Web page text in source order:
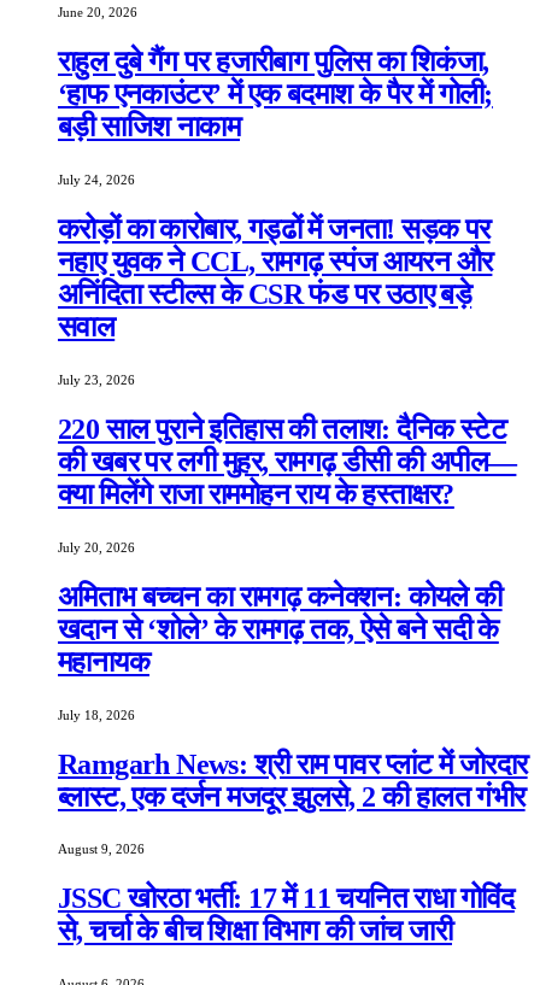
June 20, 2026
राहुल दुबे गैंग पर हजारीबाग पुलिस का शिकंजा,
‘हाफ एनकाउंटर’ में एक बदमाश के पैर में गोली;
बड़ी साजिश नाकाम
July 24, 2026
करोड़ों का कारोबार, गड्ढों में जनता! सड़क पर
नहाए युवक ने CCL, रामगढ़ स्पंज आयरन और
अनिंदिता स्टील्स के CSR फंड पर उठाए बड़े
सवाल
July 23, 2026
220 साल पुराने इतिहास की तलाश: दैनिक स्टेट
की खबर पर लगी मुहर, रामगढ़ डीसी की अपील—
क्या मिलेंगे राजा राममोहन राय के हस्ताक्षर?
July 20, 2026
अमिताभ बच्चन का रामगढ़ कनेक्शन: कोयले की
खदान से ‘शोले’ के रामगढ़ तक, ऐसे बने सदी के
महानायक
July 18, 2026
Ramgarh News: श्री राम पावर प्लांट में जोरदार
ब्लास्ट, एक दर्जन मजदूर झुलसे, 2 की हालत गंभीर
August 9, 2026
JSSC खोरठा भर्ती: 17 में 11 चयनित राधा गोविंद
से, चर्चा के बीच शिक्षा विभाग की जांच जारी